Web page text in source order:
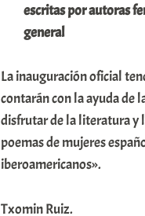
escritas por autoras
general
La inauguración oficial
contarán con la ayuda de
disfrutar de la literatura y
poemas de mujeres
iberoamericanos».
Txomin Ruiz.